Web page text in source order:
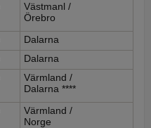
Västmanl /
Örebro
Dalarna
Dalarna
Värmland /
Dalarna ****
Värmland /
Norge